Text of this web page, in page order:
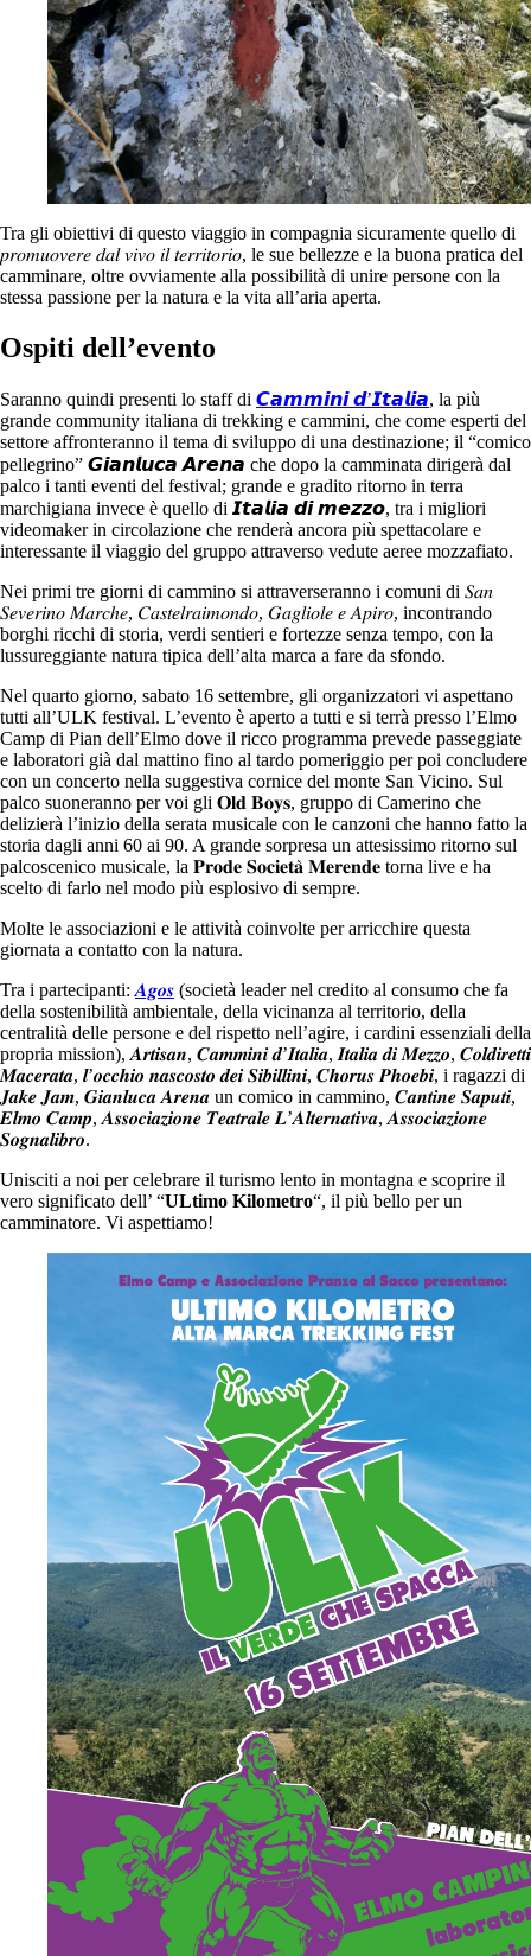
Tra gli obiettivi di questo viaggio in compagnia sicuramente quello di
𝑝𝑟𝑜𝑚𝑢𝑜𝑣𝑒𝑟𝑒 𝑑𝑎𝑙 𝑣𝑖𝑣𝑜 𝑖𝑙 𝑡𝑒𝑟𝑟𝑖𝑡𝑜𝑟𝑖𝑜, le sue bellezze e la buona pratica del
camminare, oltre ovviamente alla possibilità di unire persone con la
stessa passione per la natura e la vita all’aria aperta.
Ospiti dell’evento
Saranno quindi presenti lo staff di 𝘾𝙖𝙢𝙢𝙞𝙣𝙞 𝙙’𝙄𝙩𝙖𝙡𝙞𝙖, la più
grande community italiana di trekking e cammini, che come esperti del
settore affronteranno il tema di sviluppo di una destinazione; il “comico
pellegrino” 𝙂𝙞𝙖𝙣𝙡𝙪𝙘𝙖 𝘼𝙧𝙚𝙣𝙖 che dopo la camminata dirigerà dal
palco i tanti eventi del festival; grande e gradito ritorno in terra
marchigiana invece è quello di 𝙄𝙩𝙖𝙡𝙞𝙖 𝙙𝙞 𝙢𝙚𝙯𝙯𝙤, tra i migliori
videomaker in circolazione che renderà ancora più spettacolare e
interessante il viaggio del gruppo attraverso vedute aeree mozzafiato.
Nei primi tre giorni di cammino si attraverseranno i comuni di 𝑆𝑎𝑛
𝑆𝑒𝑣𝑒𝑟𝑖𝑛𝑜 𝑀𝑎𝑟𝑐ℎ𝑒, 𝐶𝑎𝑠𝑡𝑒𝑙𝑟𝑎𝑖𝑚𝑜𝑛𝑑𝑜, 𝐺𝑎𝑔𝑙𝑖𝑜𝑙𝑒 𝑒 𝐴𝑝𝑖𝑟𝑜, incontrando
borghi ricchi di storia, verdi sentieri e fortezze senza tempo, con la
lussureggiante natura tipica dell’alta marca a fare da sfondo.
Nel quarto giorno, sabato 16 settembre, gli organizzatori vi aspettano
tutti all’ULK festival. L’evento è aperto a tutti e si terrà presso l’Elmo
Camp di Pian dell’Elmo dove il ricco programma prevede passeggiate
e laboratori già dal mattino fino al tardo pomeriggio per poi concludere
con un concerto nella suggestiva cornice del monte San Vicino. Sul
palco suoneranno per voi gli 𝐎𝐥𝐝 𝐁𝐨𝐲𝐬, gruppo di Camerino che
delizierà l’inizio della serata musicale con le canzoni che hanno fatto la
storia dagli anni 60 ai 90. A grande sorpresa un attesissimo ritorno sul
palcoscenico musicale, la 𝐏𝐫𝐨𝐝𝐞 𝐒𝐨𝐜𝐢𝐞𝐭𝐚̀ 𝐌𝐞𝐫𝐞𝐧𝐝𝐞 torna live e ha
scelto di farlo nel modo più esplosivo di sempre.
Molte le associazioni e le attività coinvolte per arricchire questa
giornata a contatto con la natura.
Tra i partecipanti: 𝑨𝒈𝒐𝒔 (società leader nel credito al consumo che fa
della sostenibilità ambientale, della vicinanza al territorio, della
centralità delle persone e del rispetto nell’agire, i cardini essenziali della
propria mission), 𝑨𝒓𝒕𝒊𝒔𝒂𝒏, 𝑪𝒂𝒎𝒎𝒊𝒏𝒊 𝒅’𝑰𝒕𝒂𝒍𝒊𝒂, 𝑰𝒕𝒂𝒍𝒊𝒂 𝒅𝒊 𝑴𝒆𝒛𝒛𝒐, 𝑪𝒐𝒍𝒅𝒊𝒓𝒆𝒕𝒕𝒊
𝑴𝒂𝒄𝒆𝒓𝒂𝒕𝒂, 𝒍’𝒐𝒄𝒄𝒉𝒊𝒐 𝒏𝒂𝒔𝒄𝒐𝒔𝒕𝒐 𝒅𝒆𝒊 𝑺𝒊𝒃𝒊𝒍𝒍𝒊𝒏𝒊, 𝑪𝒉𝒐𝒓𝒖𝒔 𝑷𝒉𝒐𝒆𝒃𝒊, i ragazzi di
𝑱𝒂𝒌𝒆 𝑱𝒂𝒎, 𝑮𝒊𝒂𝒏𝒍𝒖𝒄𝒂 𝑨𝒓𝒆𝒏𝒂 un comico in cammino, 𝑪𝒂𝒏𝒕𝒊𝒏𝒆 𝑺𝒂𝒑𝒖𝒕𝒊,
𝑬𝒍𝒎𝒐 𝑪𝒂𝒎𝒑, 𝑨𝒔𝒔𝒐𝒄𝒊𝒂𝒛𝒊𝒐𝒏𝒆 𝑻𝒆𝒂𝒕𝒓𝒂𝒍𝒆 𝑳’𝑨𝒍𝒕𝒆𝒓𝒏𝒂𝒕𝒊𝒗𝒂, 𝑨𝒔𝒔𝒐𝒄𝒊𝒂𝒛𝒊𝒐𝒏𝒆
𝑺𝒐𝒈𝒏𝒂𝒍𝒊𝒃𝒓𝒐.
Unisciti a noi per celebrare il turismo lento in montagna e scoprire il
vero significato dell’ “ULtimo Kilometro“, il più bello per un
camminatore. Vi aspettiamo!